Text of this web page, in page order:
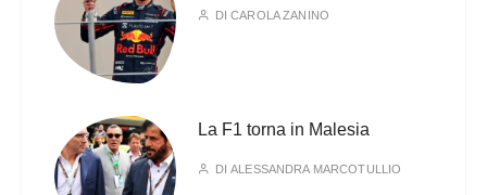
DICAROLA ZANINO
La F1 torna in Malesia
DIALESSANDRA MARCOTULLIO